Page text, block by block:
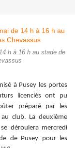
h à 16 h au stade de
à Pusey les portes
licenciés ont pu
préparé par les
club. La deuxième
déroulera mercredi
de Pusey pour les